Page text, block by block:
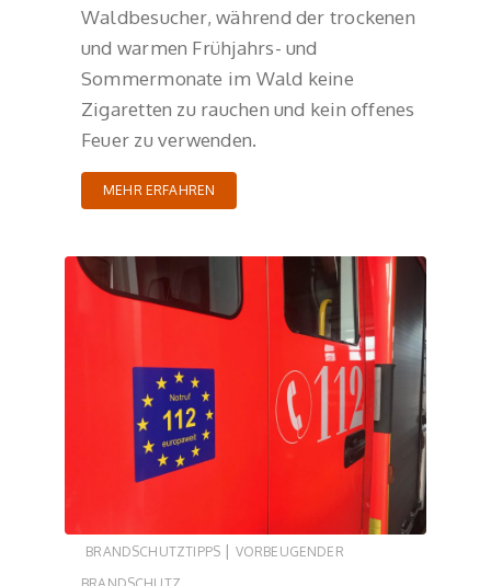
Waldbesucher, während der trockenen
und warmen Frühjahrs- und
Sommermonate im Wald keine
Zigaretten zu rauchen und kein offenes
Feuer zu verwenden.
MEHR ERFAHREN
BRANDSCHUTZTIPPS | VORBEUGENDER